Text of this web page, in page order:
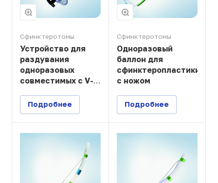
Сфинктеротомы
Устройство для
раздувания
одноразовых
совместимых с V-
эндоскопических
баллонов с
ножомдля
сфинктеропластики
Подробнее
Сфинктеротомы
Одноразовый
баллон для
сфинктеропластики
с ножом
Подробнее